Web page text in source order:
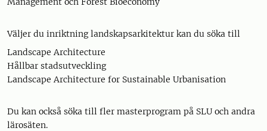
Väljer du inriktning landskapsarkitektur kan du söka till
Landscape Architecture
Hållbar stadsutveckling
Landscape Architecture for Sustainable Urbanisation
Du kan också söka till fler masterprogram på SLU och andra
lärosäten.